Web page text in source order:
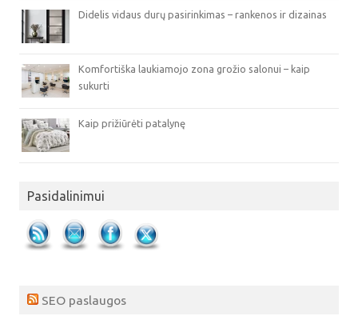
Didelis vidaus durų pasirinkimas – rankenos ir dizainas
Komfortiška laukiamojo zona grožio salonui – kaip
sukurti
Kaip prižiūrėti patalynę
Pasidalinimui
SEO paslaugos